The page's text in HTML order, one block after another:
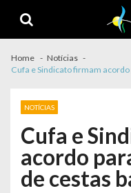
Home
Notícias
Cufa e Sindicato firmam
NOTÍCIAS
Cufa e
acordo
de cestas